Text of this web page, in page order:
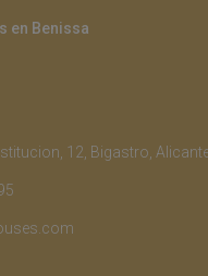
en Benissa
12, Bigastro,